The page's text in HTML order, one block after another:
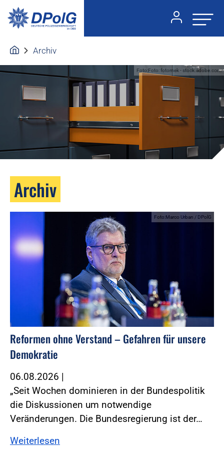
Archiv
Foto:Foto: fotomek - stock.adobe.com
Archiv
Foto:Marco Urban / DPolG
Reformen ohne Verstand – Gefahren für unsere
Demokratie
06.08.2026 |
„Seit Wochen dominieren in der Bundespolitik
die Diskussionen um notwendige
Veränderungen. Die Bundesregierung ist der…
Weiterlesen